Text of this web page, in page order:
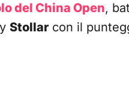
del China Open,
Stollar con il